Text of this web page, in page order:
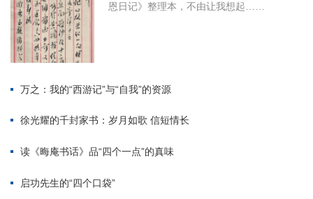
恩日记》整理本，不由让我想起……
万之：我的“西游记”与“自我”的资源
徐光耀的千封家书：岁月如歌 信短情长
读《晦庵书话》品“四个一点”的真味
启功先生的“四个口袋”